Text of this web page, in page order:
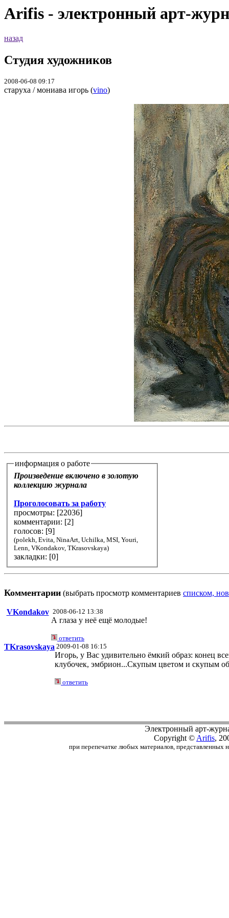
Arifis - электронный арт-
назад
Студия художников
2008-06-08 09:17
старуха / мониава игорь (vino)
информация о работе
Произведение включено в золотую
коллекцию журнала
Проголосовать за работу
просмотры: [22036]
комментарии: [2]
голосов: [9]
(polekh, Evita, NinaArt, Uchilka, MSI, Youri,
Lenn, VKondakov, TKrasovskaya)
закладки: [0]
Комментарии (выбрать просмотр комментариев списком,
VKondakov 2008-06-12 13:38
А глаза у неё ещё молодые!
ответить
TKrasovskaya 2009-01-08 16:15
Игорь, у Вас удивительно ёмкий образ: конец
клубочек, эмбрион...Скупым цветом и скупым
ответить
Электронный арт-
Copyright © Arifis,
при перепечатке любых материалов, представленных